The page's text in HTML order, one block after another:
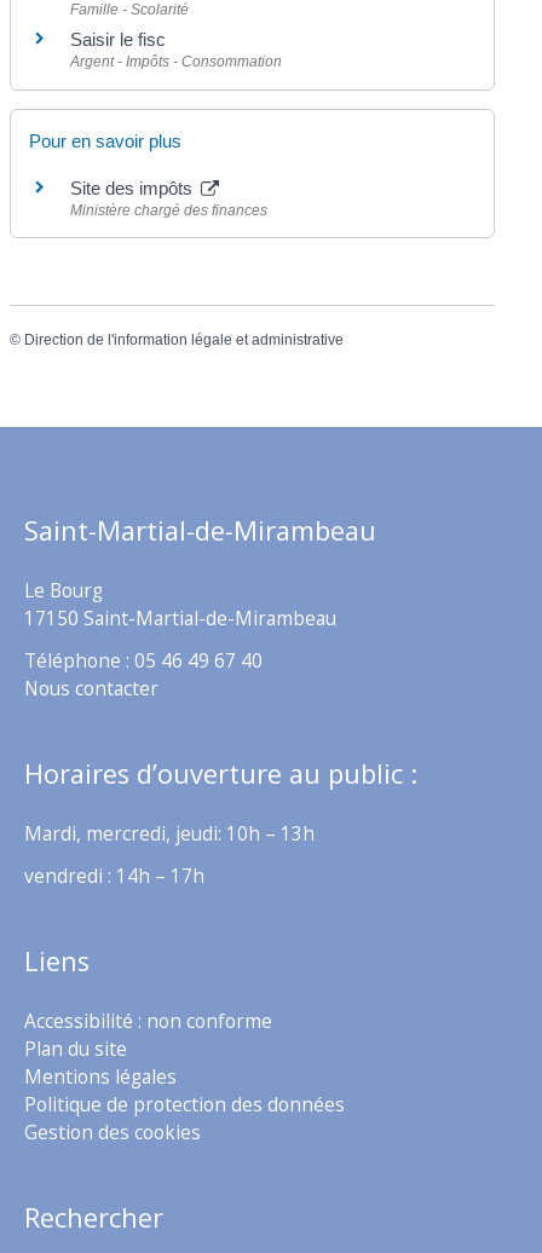
Famille - Scolarité
Saisir le fisc
Argent - Impôts - Consommation
Pour en savoir plus
Site des impôts
Ministère chargé des finances
© Direction de l'information légale et administrative
Saint-Martial-de-Mirambeau
Le Bourg
17150 Saint-Martial-de-Mirambeau
Téléphone : 05 46 49 67 40
Nous contacter
Horaires d’ouverture au public :
Mardi, mercredi, jeudi: 10h – 13h
vendredi : 14h – 17h
Liens
Accessibilité : non conforme
Plan du site
Mentions légales
Politique de protection des données
Gestion des cookies
Rechercher